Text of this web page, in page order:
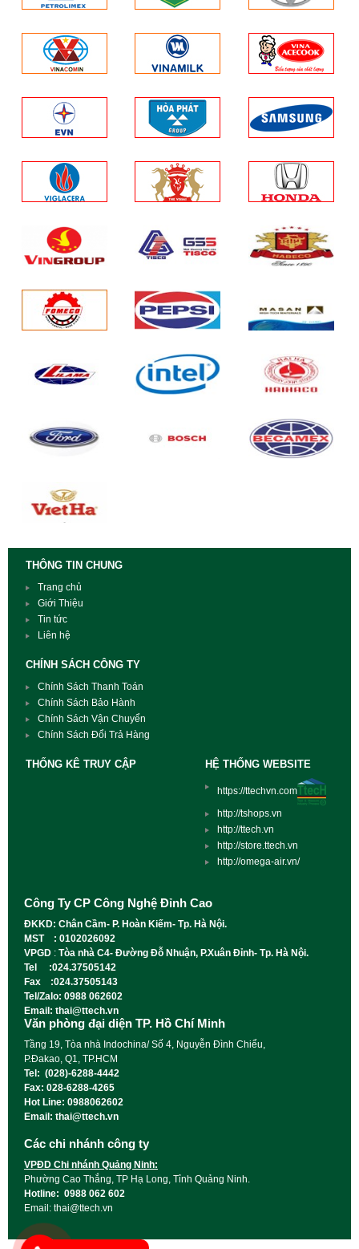
THÔNG TIN CHUNG
Trang chủ
Giới Thiệu
Tin tức
Liên hệ
CHÍNH SÁCH CÔNG TY
Chính Sách Thanh Toán
Chính Sách Bảo Hành
Chính Sách Vận Chuyển
Chính Sách Đổi Trả Hàng
THỐNG KÊ TRUY CẬP HỆ THỐNG WEBSITE
https://ttechvn.com
http://tshops.vn
http://ttech.vn
http://store.ttech.vn
http://omega-air.vn/
Công Ty CP Công Nghệ Đỉnh Cao
ĐKKD: Chân Cầm- P. Hoàn Kiếm- Tp. Hà Nội.
MST : 0102026092
VPGD : Tòa nhà C4- Đường Đỗ Nhuận, P.Xuân Đỉnh- Tp. Hà Nội.
Tel :024.37505142
Fax :024.37505143
Tel/Zalo: 0988 062602
Email: thai@ttech.vn
Văn phòng đại diện TP. Hồ Chí Minh
Tầng 19, Tòa nhà Indochina/ Số 4, Nguyễn Đình Chiểu,
P.Đakao, Q1, TP.HCM
Tel: (028)-6288-4442
Fax: 028-6288-4265
Hot Line: 0988062602
Email: thai@ttech.vn
Các chi nhánh công ty
VPĐD Chi nhánh Quảng Ninh:
Phường Cao Thắng, TP Hạ Long, Tỉnh Quảng Ninh.
Hotline: 0988 062 602
Email: thai@ttech.vn